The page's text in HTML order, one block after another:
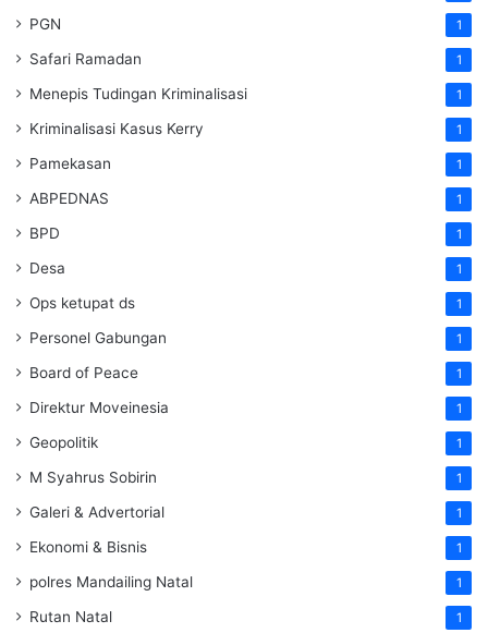
PGN 1
Safari Ramadan 1
Menepis Tudingan Kriminalisasi 1
Kriminalisasi Kasus Kerry 1
Pamekasan 1
ABPEDNAS 1
BPD 1
Desa 1
Ops ketupat ds 1
Personel Gabungan 1
Board of Peace 1
Direktur Moveinesia 1
Geopolitik 1
M Syahrus Sobirin 1
Galeri & Advertorial 1
Ekonomi & Bisnis 1
polres Mandailing Natal 1
Rutan Natal 1